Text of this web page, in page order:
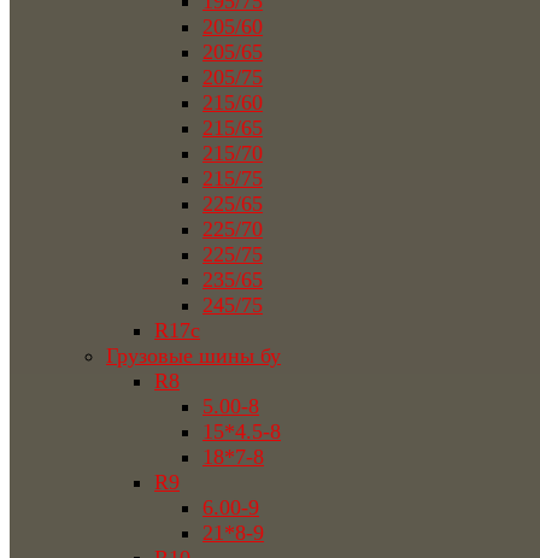
205/60
205/65
205/75
215/60
215/65
215/70
215/75
225/65
225/70
225/75
235/65
245/75
R17c
Грузовые шины бу
R8
5.00-8
15*4.5-8
18*7-8
R9
6.00-9
21*8-9